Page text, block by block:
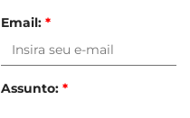
Email: *
Assunto: *